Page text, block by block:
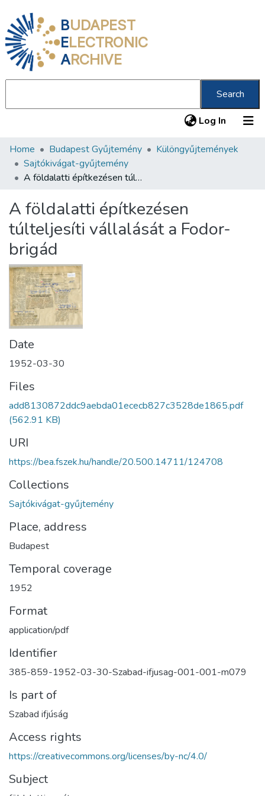
BUDAPEST
ELECTRONIC
ARCHIVE
Search
Log In (current)
Communities & Collections
All of DSpace
About us
Home Budapest Gyűjtemény
Különgyűjtemények
Sajtókivágat-gyűjtemény
A földalatti építkezésen túlteljesíti vállalását a Fodor-brigád
A földalatti építkezésen
túlteljesíti vállalását a Fodor-
brigád
Date
1952-03-30
Files
add8130872ddc9aebda01ececb827c3528de1865.pdf
(562.91 KB)
URI
https://bea.fszek.hu/handle/20.500.14711/124708
Collections
Sajtókivágat-gyűjtemény
Place, address
Budapest
Temporal coverage
1952
Format
application/pdf
Identifier
385-859-1952-03-30-Szabad-ifjusag-001-001-m079
Is part of
Szabad ifjúság
Access rights
https://creativecommons.org/licenses/by-nc/4.0/
Subject